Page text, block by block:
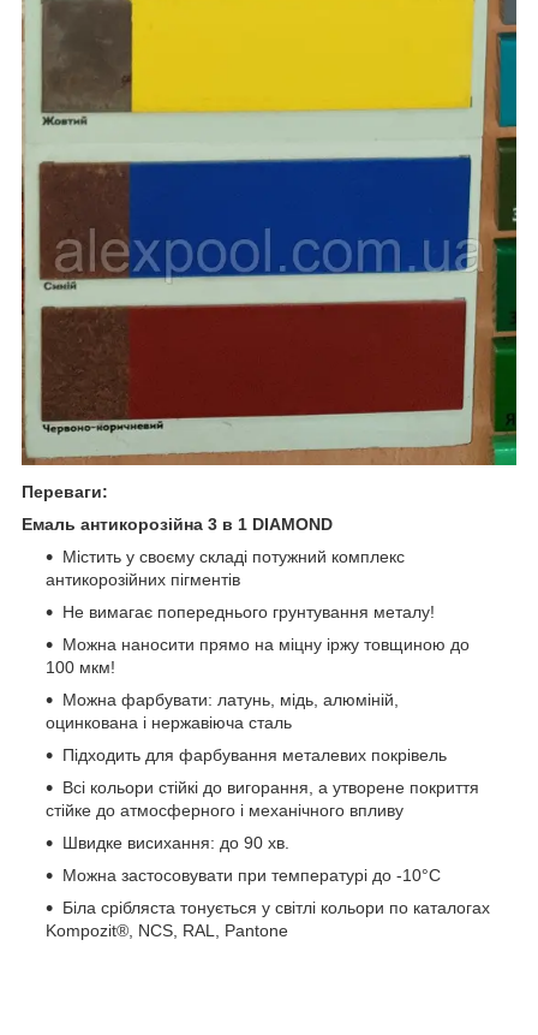
Переваги:
Емаль антикорозійна 3 в 1 DIAMOND
Містить у своєму складі потужний комплекс
антикорозійних пігментів
Не вимагає попереднього грунтування металу!
Можна наносити прямо на міцну іржу товщиною до
100 мкм!
Можна фарбувати: латунь, мідь, алюміній,
оцинкована і нержавіюча сталь
Підходить для фарбування металевих покрівель
Всі кольори стійкі до вигорання, а утворене покриття
стійке до атмосферного і механічного впливу
Швидке висихання: до 90 хв.
Можна застосовувати при температурі до -10°С
Біла срібляста тонується у світлі кольори по каталогах
Kompozit®, NCS, RAL, Pantone